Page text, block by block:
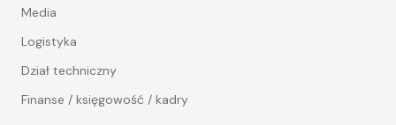
Media
Logistyka
Dział techniczny
Finanse / księgowość / kadry